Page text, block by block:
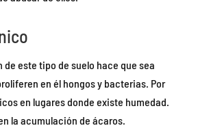
este tipo de suelo hace que sea
en él hongos y bacterias. Por
en lugares donde existe humedad.
la acumulación de ácaros.